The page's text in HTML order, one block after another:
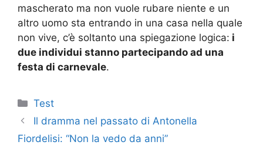
mascherato ma non vuole rubare niente e un
altro uomo sta entrando in una casa nella quale
non vive, c’è soltanto una spiegazione logica: i
due individui stanno partecipando ad una
festa di carnevale.
Categorie
Test
Il dramma nel passato di Antonella
Fiordelisi: “Non la vedo da anni”